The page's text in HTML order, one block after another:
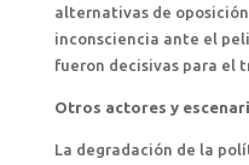
alternativas de
inconsciencia ante el
fueron decisivas para el
Otros actores y
La degradación de la